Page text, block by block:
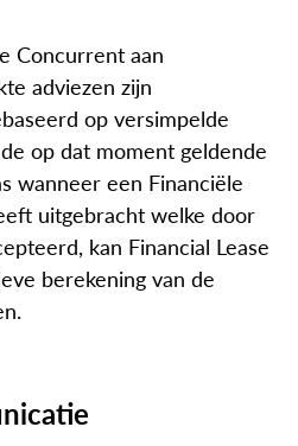
Concurrent aan
adviezen zijn
op versimpelde
op dat moment geldende
wanneer een Financiële
uitgebracht welke door
kan Financial Lease
berekening van de